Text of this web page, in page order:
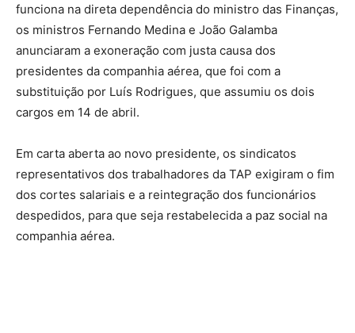
funciona na direta dependência do ministro das Finanças,
os ministros Fernando Medina e João Galamba
anunciaram a exoneração com justa causa dos
presidentes da companhia aérea, que foi com a
substituição por Luís Rodrigues, que assumiu os dois
cargos em 14 de abril.
Em carta aberta ao novo presidente, os sindicatos
representativos dos trabalhadores da TAP exigiram o fim
dos cortes salariais e a reintegração dos funcionários
despedidos, para que seja restabelecida a paz social na
companhia aérea.